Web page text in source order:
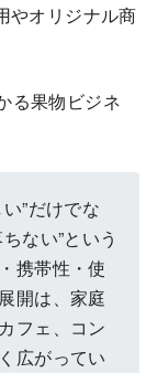
やオリジナル商
る果物ビジネ
”だけでな
ない”という
携帯性・使
開は、家庭
フェ、コン
広がってい